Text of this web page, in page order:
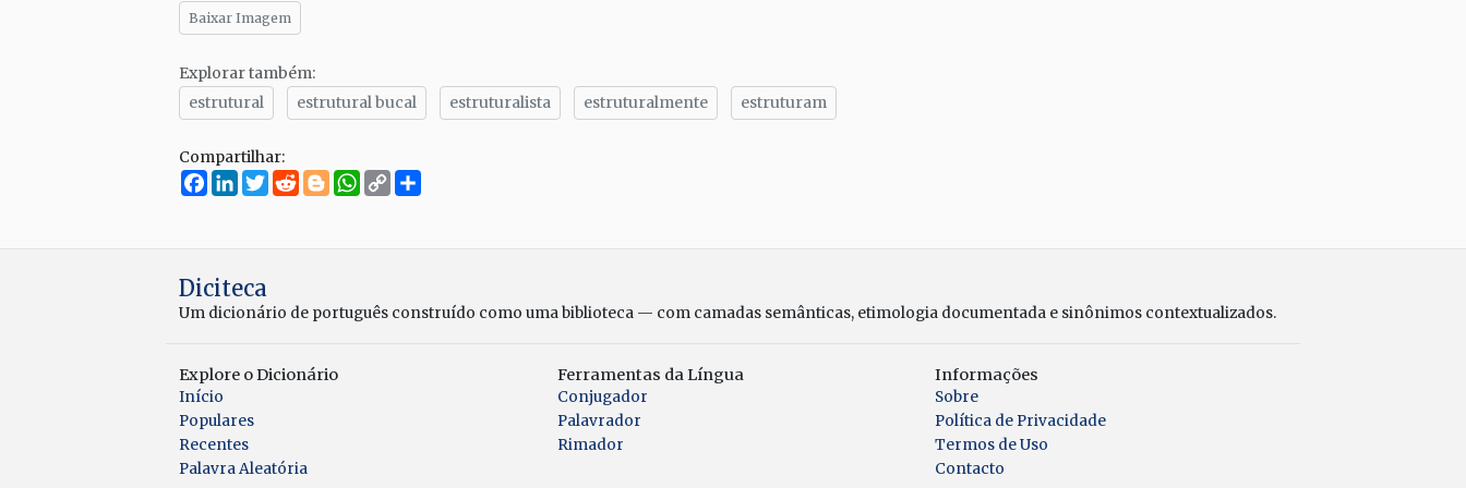
Baixar Imagem
Explorar também:
estrutural
estrutural bucal estruturalista estruturalmente estruturam
Compartilhar:
Facebook
LinkedIn
Twitter
RedditBloggerWhatsApp
Copy
Link
Diciteca
Um dicionário de português construído como uma biblioteca — com camadas semânticas, etimologia documentada e sinônimos contextualizados.
Explore o Dicionário
Início
Populares
Recentes
Palavra Aleatória
Ferramentas da Língua
Conjugador
Palavrador
Rimador
Informações
Sobre
Política de Privacidade
Termos de Uso
Contacto